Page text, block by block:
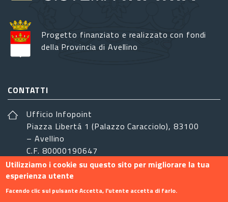
Progetto finanziato e realizzato con fondi
della Provincia di Avellino
CONTATTI
Ufficio Infopoint
Piazza Libertá 1 (Palazzo Caracciolo), 83100
– Avellino
C.F. 80000190647
sistemairpinia@provincia.avellino.it
SEGUICI
Utilizziamo i cookie su questo sito per migliorare la tua
esperienza utente
Facendo clic sul pulsante Accetta, l'utente accetta di farlo.